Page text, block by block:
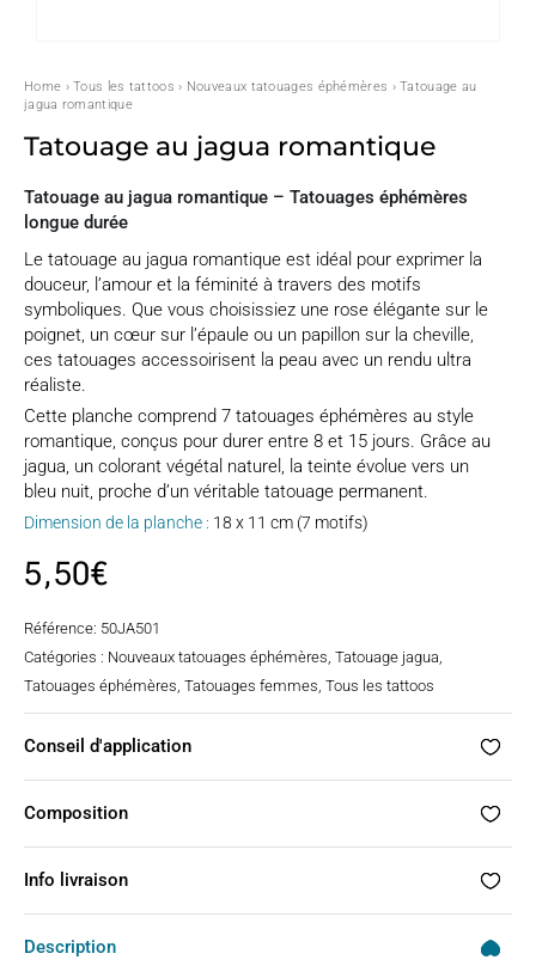
Home ›Tous les tattoos › Nouveaux tatouages éphémères › Tatouage au
jagua romantique
Tatouage au jagua romantique
Tatouage au jagua romantique – Tatouages éphémères
longue durée
Le tatouage au jagua romantique est idéal pour exprimer la
douceur, l’amour et la féminité à travers des motifs
symboliques. Que vous choisissiez une rose élégante sur le
poignet, un cœur sur l’épaule ou un papillon sur la cheville,
ces tatouages accessoirisent la peau avec un rendu ultra
réaliste.
Cette planche comprend 7 tatouages éphémères au style
romantique, conçus pour durer entre 8 et 15 jours. Grâce au
jagua, un colorant végétal naturel, la teinte évolue vers un
bleu nuit, proche d’un véritable tatouage permanent.
Dimension de la planche : 18 x 11 cm (7 motifs)
5,50€
Référence: 50JA501
Catégories : Nouveaux tatouages éphémères, Tatouage jagua,
Tatouages éphémères, Tatouages femmes, Tous les tattoos
Conseil d'application
Composition
Info livraison
Description